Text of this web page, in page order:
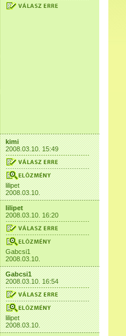
kimi
2008.03.10. 15:49
lilipet
2008.03.10.
lilipet
2008.03.10. 16:20
Gabcsi1
2008.03.10.
Gabcsi1
2008.03.10. 16:54
lilipet
2008.03.10.